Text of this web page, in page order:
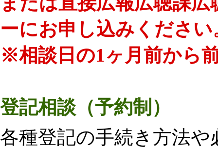
ーにお申し込みください
※相談日の1ヶ月前から
登記相談（予約制）
各種登記の手続き方法